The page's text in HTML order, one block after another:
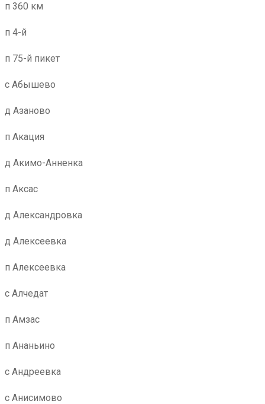
п 360 км
п 4-й
п 75-й пикет
с Абышево
д Азаново
п Акация
д Акимо-Анненка
п Аксас
д Александровка
д Алексеевка
п Алексеевка
с Алчедат
п Амзас
п Ананьино
с Андреевка
с Анисимово